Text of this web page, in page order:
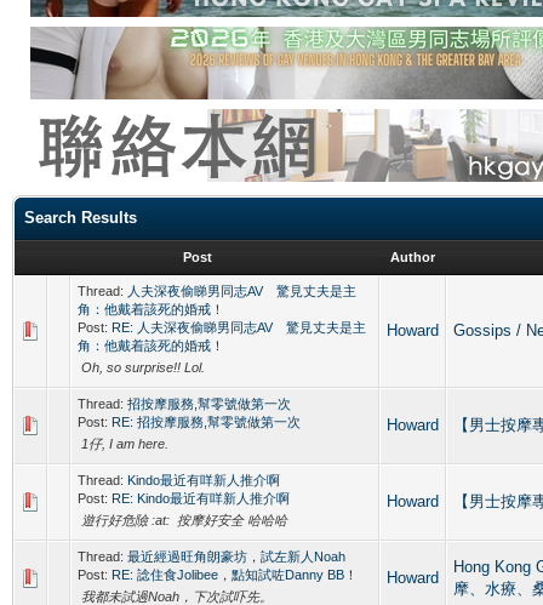
Search Results
Post Author
Thread: 人夫深夜偷睇男同志AV 驚見丈夫是主
角：他戴着該死的婚戒！
Post: RE: 人夫深夜偷睇男同志AV 驚見丈夫是主
角：他戴着該死的婚戒！
Oh, so surprise!! Lol.
Howard Gossips /
Thread: 招按摩服務,幫零號做第一次
Post: RE: 招按摩服務,幫零號做第一次
1仔, I am here.
Howard 【男士按
Thread: Kindo最近有咩新人推介啊
Post: RE: Kindo最近有咩新人推介啊
遊行好危險 :at: 按摩好安全 哈哈哈
Howard 【男士按
Thread: 最近經過旺角朗豪坊，試左新人Noah
Post: RE: 諗住食Jolibee，點知試咗Danny BB！
我都未試過Noah，下次試吓先。
Howard
Hong Kong
摩、水療、